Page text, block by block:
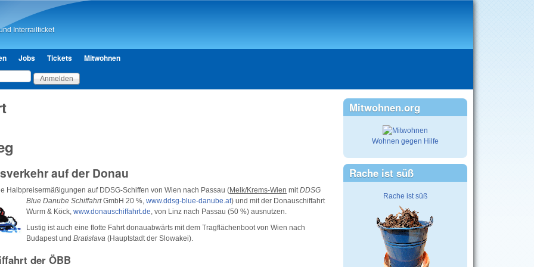
Interrailticket
Jobs Tickets Mitwohnen
auf der Donau
Halbpreisermäßigungen auf DDSG-Schiffen von Wien nach Passau (Melk/Krems-Wien mit DDSG
Blue Danube SchiffahrtGmbH 20 %, www.ddsg-blue-danube.at) und mit der Donauschiffahrt
Wurm & Köck, www.donauschiffahrt.de , von Linz nach Passau (50 %) ausnutzen.
Lustig ist auch eine flotte Fahrt donauabwärts mit dem Tragflächenboot von Wien nach
Budapest und Bratislava (Hauptstadt der Slowakei).
der ÖBB
Mitwohnen.org
Wohnen gegen Hilfe
Rache ist süß
Rache ist süß